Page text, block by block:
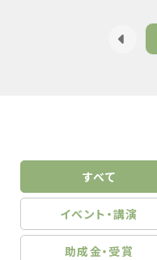
すべて
イベント・講演
助成金・受賞